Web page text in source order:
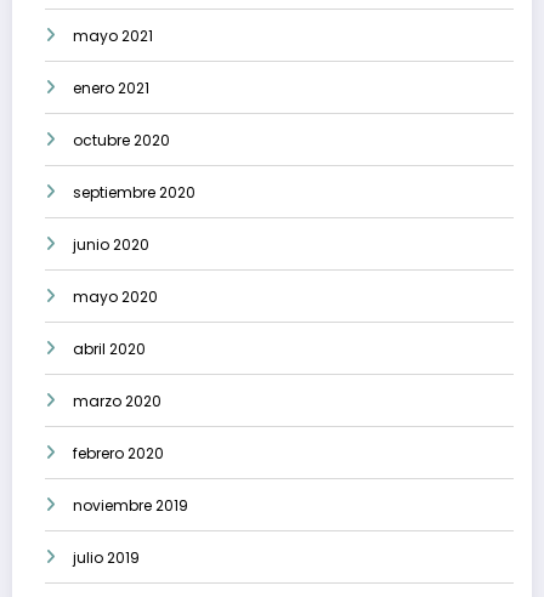
mayo 2021
enero 2021
octubre 2020
septiembre 2020
junio 2020
mayo 2020
abril 2020
marzo 2020
febrero 2020
noviembre 2019
julio 2019